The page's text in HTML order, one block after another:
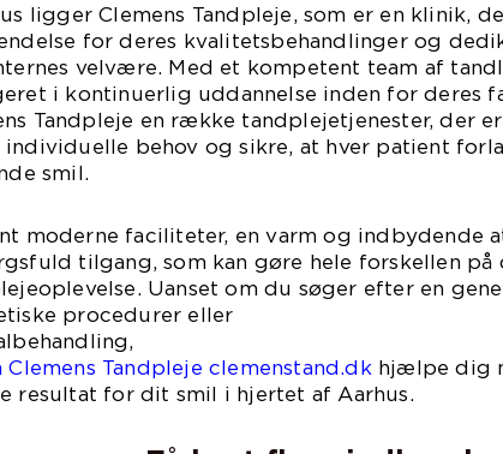
ligger Clemens Tandpleje, som er en klinik,
for deres kvalitetsbehandlinger og
velvære. Med et kompetent team af
i kontinuerlig uddannelse inden for deres
Tandpleje en række tandplejetjenester, der
individuelle behov og sikre, at hver patient
smil.
moderne faciliteter, en varm og indbydende
tilgang, som kan gøre hele forskellen på
Uanset om du søger efter en
procedurer eller
Clemens Tandpleje clemenstand.dkhjælpe dig
resultat for dit smil i hjertet af Aarhus.